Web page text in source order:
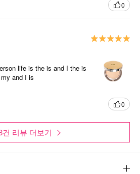
0
life is the is and I the is
and I is
0
건 리뷰 더보기